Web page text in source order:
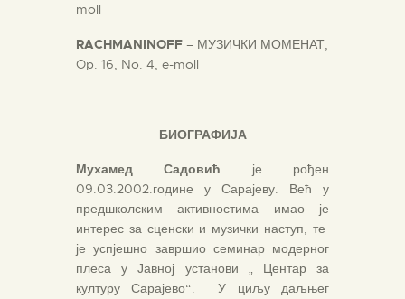
moll
RACHMANINOFF – МУЗИЧКИ МОМЕНАТ,
Op. 16, No. 4, e-moll
БИОГРАФИЈА
Мухамед Садовић је рођен
09.03.2002.године у Сарајеву. Већ у
предшколским активностима имао је
интерес за сценски и музички наступ, те
је успјешно завршио семинар модерног
плеса у Јавној установи „ Центар за
културу Сарајево“. У циљу даљњег